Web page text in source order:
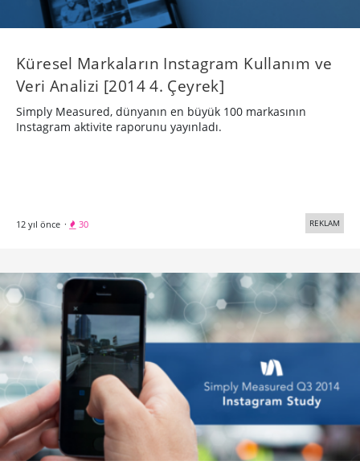
Küresel Markaların Instagram Kullanım ve
Veri Analizi [2014 4. Çeyrek]
Simply Measured, dünyanın en büyük 100 markasının
Instagram aktivite raporunu yayınladı.
12 yıl önce · 30 REKLAM